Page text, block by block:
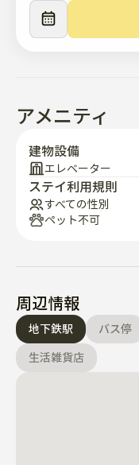
アメニティ
建物設備
エレベーター
ステイ利用規則
すべての性別
ペット不可
周辺情報
地下鉄駅 バス停
生活雑貨店